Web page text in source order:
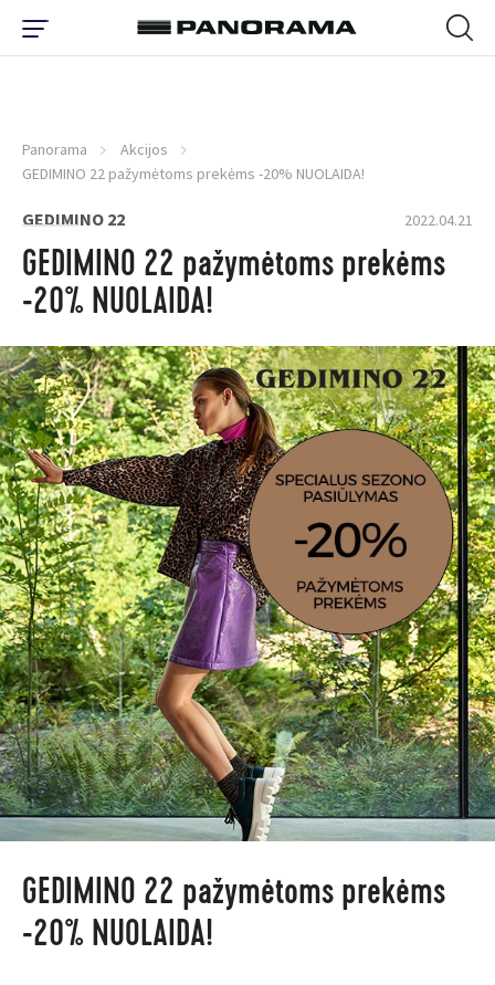
Panorama
Akcijos
GEDIMINO 22 pažymėtoms prekėms -20% NUOLAIDA!
GEDIMINO 22 2022.04.21
GEDIMINO 22 pažymėtoms prekėms
-20% NUOLAIDA!
GEDIMINO 22 pažymėtoms prekėms
-20% NUOLAIDA!